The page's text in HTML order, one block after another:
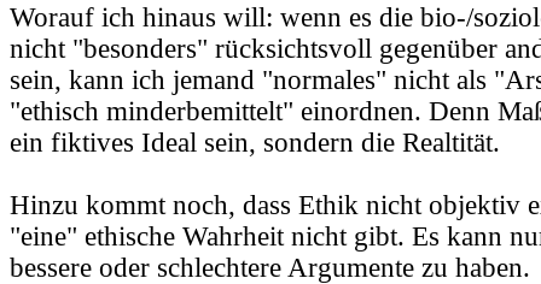
Worauf ich hinaus will: wenn es die bio-/
nicht "besonders" rücksichtsvoll gegenüber
sein, kann ich jemand "normales" nicht als
"ethisch minderbemittelt" einordnen. Denn
ein fiktives Ideal sein, sondern die Realtität.
Hinzu kommt noch, dass Ethik nicht objektiv
"eine" ethische Wahrheit nicht gibt. Es kann
bessere oder schlechtere Argumente zu haben.